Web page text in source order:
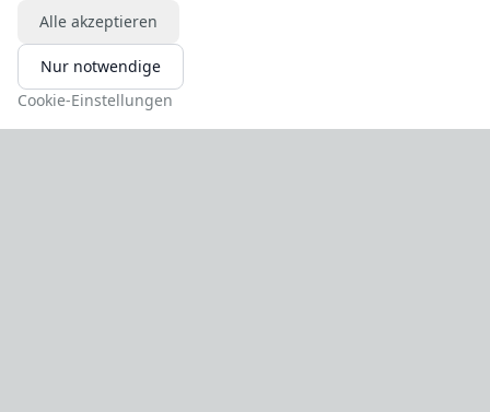
Kreuzbandchirurgie, Primär und
Revisionschirurgie
Komplexe Kniebandverletzungen
Alle akzeptieren
Nur notwendige
Cookie-Einstellungen